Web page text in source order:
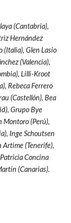
(Cantabria),
Hernández
(Italia), Glen Lasio
(Valencia),
Lilli-Kroot
Rebeca Ferrero
(Castellón), Bea
Grupo Bye
Montoro (Perú),
Inge Schoutsen
Artime (Tenerife),
Concina
(Canarias).